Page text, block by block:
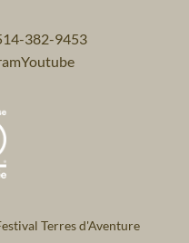
382-9453
Youtube
Terres d'Aventure